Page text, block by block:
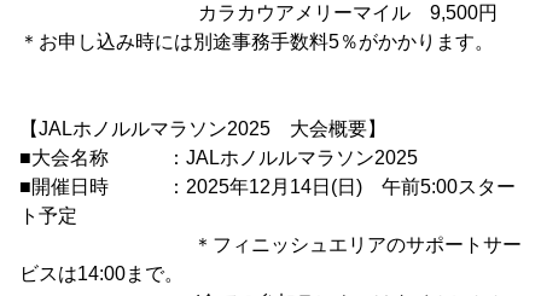
カラカウアメリーマイル 9,500円
＊お申し込み時には別途事務手数料5％がかかります。
【JALホノルルマラソン2025 大会概要】
■大会名称 ：JALホノルルマラソン2025
■開催日時 ：2025年12月14日(日) 午前5:00スター
ト予定
＊フィニッシュエリアのサポートサー
ビスは14:00まで。